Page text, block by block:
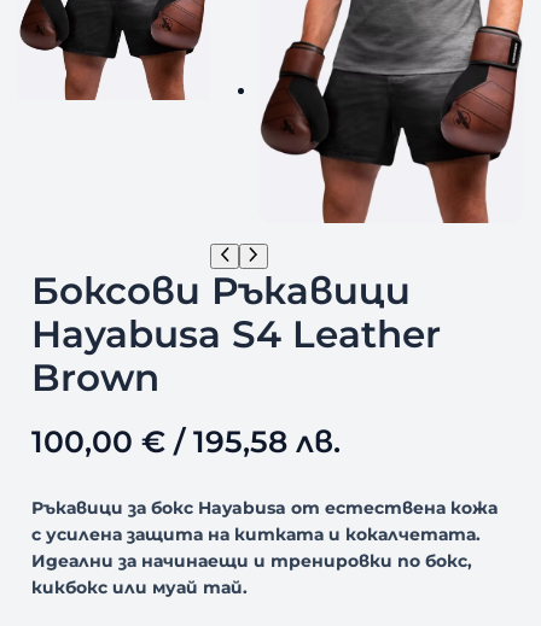
Боксови Ръкавици
Hayabusa S4 Leather
Brown
100,00 €/ 195,58 лв.
Ръкавици за бокс Hayabusa от естествена кожа
с усилена защита на китката и кокалчетата.
Идеални за начинаещи и тренировки по бокс,
кикбокс или муай тай.